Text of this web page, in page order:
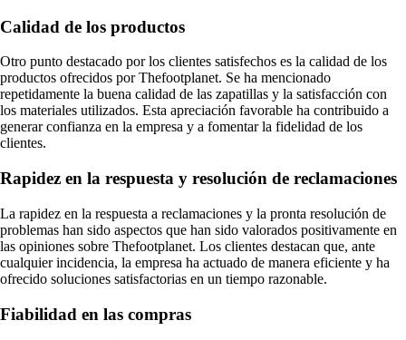
Calidad de los productos
Otro punto destacado por los clientes satisfechos es la calidad de los
productos ofrecidos por Thefootplanet. Se ha mencionado
repetidamente la buena calidad de las zapatillas y la satisfacción con
los materiales utilizados. Esta apreciación favorable ha contribuido a
generar confianza en la empresa y a fomentar la fidelidad de los
clientes.
Rapidez en la respuesta y resolución de reclamaciones
La rapidez en la respuesta a reclamaciones y la pronta resolución de
problemas han sido aspectos que han sido valorados positivamente en
las opiniones sobre Thefootplanet. Los clientes destacan que, ante
cualquier incidencia, la empresa ha actuado de manera eficiente y ha
ofrecido soluciones satisfactorias en un tiempo razonable.
Fiabilidad en las compras